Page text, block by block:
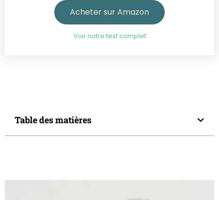
Acheter sur Amazon
Voir notre test complet
Table des matières